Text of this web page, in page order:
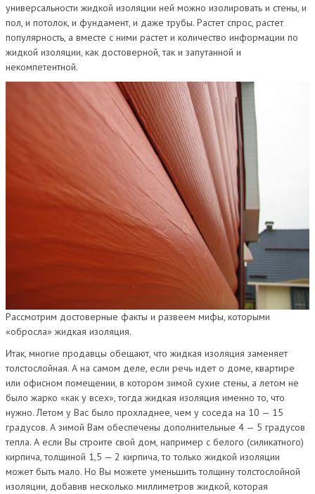
универсальности жидкой изоляции ней можно изолировать и стены, и
пол, и потолок, и фундамент, и даже трубы. Растет спрос, растет
популярность, а вместе с ними растет и количество информации по
жидкой изоляции, как достоверной, так и запутанной и
некомпетентной.
Рассмотрим достоверные факты и развеем мифы, которыми
«обросла» жидкая изоляция.
Итак, многие продавцы обещают, что жидкая изоляция заменяет
толстослойная. А на самом деле, если речь идет о доме, квартире
или офисном помещении, в котором зимой сухие стены, а летом не
было жарко «как у всех», тогда жидкая изоляция именно то, что
нужно. Летом у Вас было прохладнее, чем у соседа на 10 — 15
градусов. А зимой Вам обеспечены дополнительные 4 — 5 градусов
тепла. А если Вы строите свой дом, например с белого (силикатного)
кирпича, толщиной 1,5 — 2 кирпича, то только жидкой изоляции
может быть мало. Но Вы можете уменьшить толщину толстослойной
изоляции, добавив несколько миллиметров жидкой, которая